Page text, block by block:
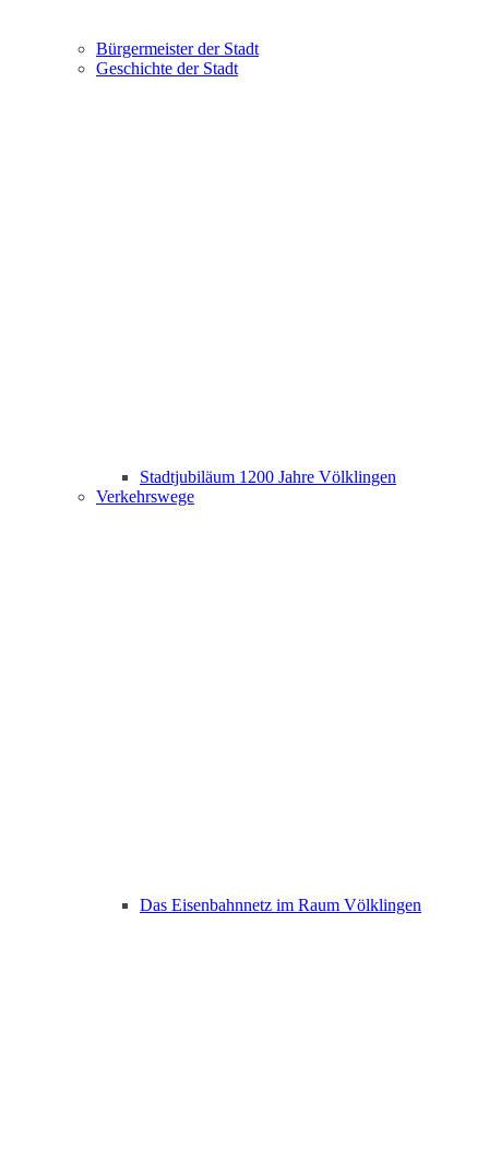
Bürgermeister der Stadt
Geschichte der Stadt
Stadtjubiläum 1200 Jahre Völklingen
Verkehrswege
Das Eisenbahnnetz im Raum Völklingen